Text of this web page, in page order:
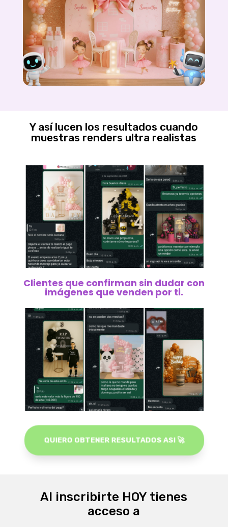
Y así lucen los resultados cuando
muestras renders ultra realistas
Clientes que confirman sin dudar con
imágenes que venden por ti.
QUIERO OBTENER RESULTADOS ASI 🚀
Al inscribirte HOY tienes
acceso a